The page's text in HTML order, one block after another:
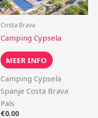
Costa Brava
Camping Cypsela
MEER INFO
Camping Cypsela
Spanje Costa Brava
Pals
€0.00